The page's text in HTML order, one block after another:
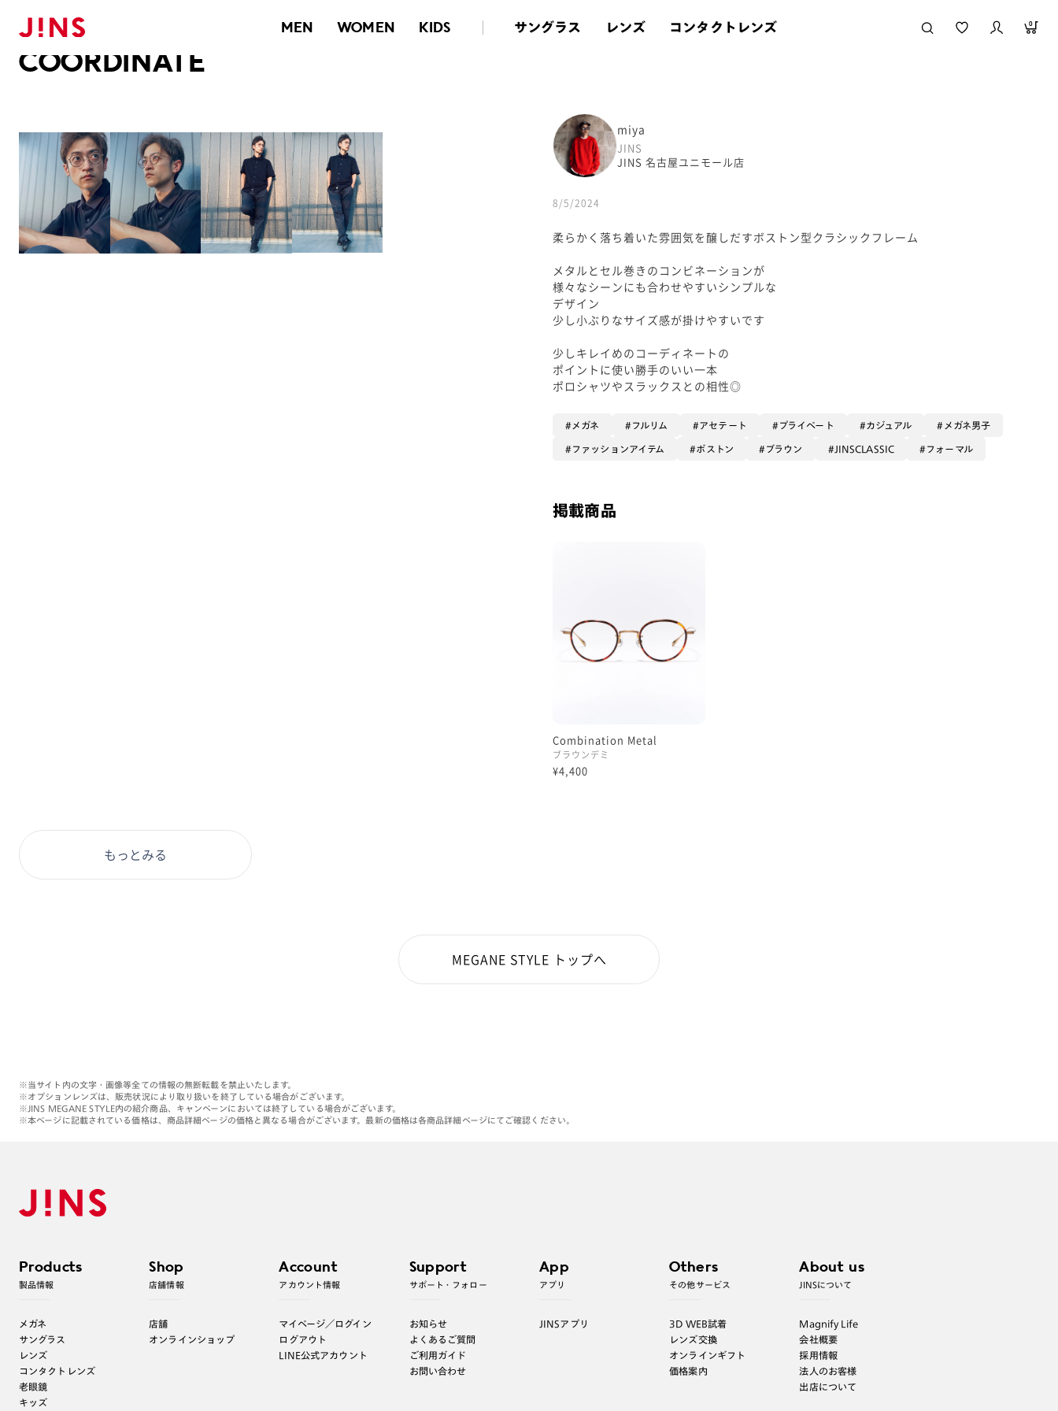
MEN WOMEN KIDS サングラス レンズ コンタクトレンズ 0
メガネのJINS TOP
COORDINATE
miya
JINS
JINS 名古屋ユニモール店
8/5/2024
柔らかく落ち着いた雰囲気を醸しだすボストン型クラシックフレーム
メタルとセル巻きのコンビネーションが
様々なシーンにも合わせやすいシンプルな
デザイン
少し小ぶりなサイズ感が掛けやすいです
少しキレイめのコーディネートの
ポイントに使い勝手のいい一本
ポロシャツやスラックスとの相性◎
メガネ フルリム アセテート プライベート カジュアル メガネ男子
ファッションアイテム ボストン ブラウン JINSCLASSIC フォーマル
掲載商品
Combination Metal
ブラウンデミ
¥4,400
もっとみる
MEGANE STYLE トップへ
※当サイト内の文字・画像等全ての情報の無断転載を禁止いたします。
※オプションレンズは、販売状況により取り扱いを終了している場合がございます。
※JINS MEGANE STYLE内の紹介商品、キャンペーンにおいては終了している場合がございます。
※本ページに記載されている価格は、商品詳細ページの価格と異なる場合がございます。最新の価格は各商品詳細ページにてご確認ください。
Products
製品情報
メガネ
サングラス
レンズ
コンタクトレンズ
老眼鏡
キッズ
Shop
店舗情報
店舗
オンラインショップ
Account
アカウント情報
マイページ／ログイン
ログアウト
LINE公式アカウント
Support
サポート・フォロー
お知らせ
よくあるご質問
ご利用ガイド
お問い合わせ
App
アプリ
JINSアプリ
Others
その他サービス
3D WEB試着
レンズ交換
オンラインギフト
価格案内
About us
JINSについて
Magnify Life
会社概要
採用情報
法人のお客様
出店について